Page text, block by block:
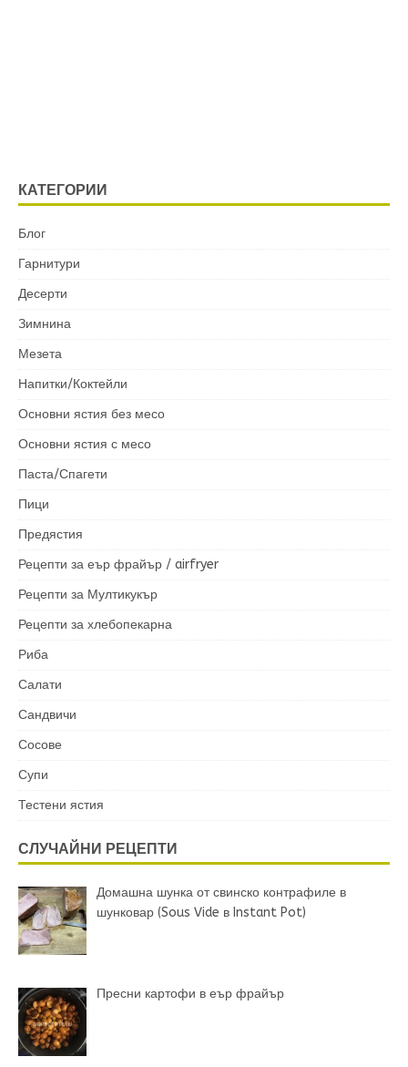
КАТЕГОРИИ
Блог
Гарнитури
Десерти
Зимнина
Мезета
Напитки/Коктейли
Основни ястия без месо
Основни ястия с месо
Паста/Спагети
Пици
Предястия
Рецепти за еър фрайър / airfryer
Рецепти за Мултикукър
Рецепти за хлебопекарна
Риба
Салати
Сандвичи
Сосове
Супи
Тестени ястия
СЛУЧАЙНИ РЕЦЕПТИ
Домашна шунка от свинско контрафиле в
шунковар (Sous Vide в Instant Pot)
Пресни картофи в еър фрайър